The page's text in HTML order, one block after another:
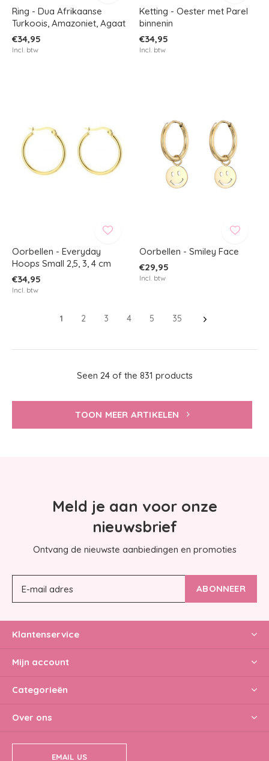
Ring - Dua Afrikaanse
Turkoois, Amazoniet, Agaat
€34,95
Incl. btw
Ketting - Oester met Parel
binnenin
€34,95
Incl. btw
Oorbellen - Everyday
Hoops Small 2,5, 3, 4 cm
€34,95
Incl. btw
Oorbellen - Smiley Face
€29,95
Incl. btw
1 2 3 4 5 35
Seen 24 of the 831 products
TOON MEER ARTIKELEN
Meld je aan voor onze
nieuwsbrief
Ontvang de nieuwste aanbiedingen en promoties
ABONNEER
Klantenservice
Mijn account
Categorieën
Over ons
EMAIL US